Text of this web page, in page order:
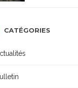
CATÉGORIES